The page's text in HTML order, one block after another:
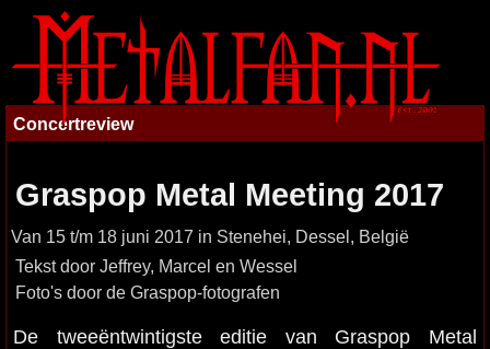
Concertreview
Graspop Metal Meeting 2017
Van 15 t/m 18 juni 2017 in Stenehei, Dessel, België
Tekst door Jeffrey, Marcel en Wessel
Foto's door de Graspop-fotografen
De tweeëntwintigste editie van Graspop Metal